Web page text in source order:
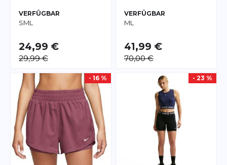
VERFÜGBAR
SML
24,99 €
29,99 €
VERFÜGBAR
ML
41,99 €
70,00 €
- 16 % - 23 %